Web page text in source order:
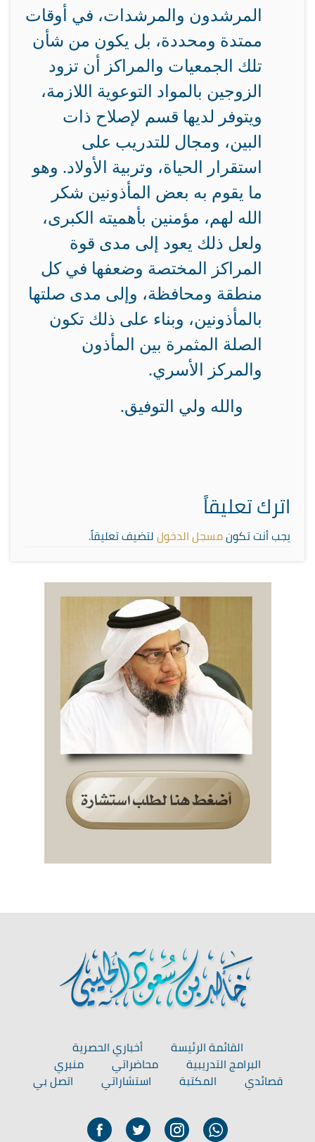
المرشدون والمرشدات، في أوقات
ممتدة ومحددة، بل يكون من شأن
تلك الجمعيات والمراكز أن تزود
الزوجين بالمواد التوعوية اللازمة،
ويتوفر لديها قسم لإصلاح ذات
البين، ومجال للتدريب على
استقرار الحياة، وتربية الأولاد. وهو
ما يقوم به بعض المأذونين شكر
الله لهم، مؤمنين بأهميته الكبرى،
ولعل ذلك يعود إلى مدى قوة
المراكز المختصة وضعفها في كل
منطقة ومحافظة، وإلى مدى صلتها
بالمأذونين، وبناء على ذلك تكون
الصلة المثمرة بين المأذون
والمركز الأسري.
والله ولي التوفيق.
اترك تعليقاً
يجب أنت تكونمسجل الدخوللتضيف تعليقاً.
القائمة الرئيسة
أخباري الحصرية
البرامج التدريبية
محاضراتي
منبري
قصائدي
المكتبة استشاراتي اتصل بي